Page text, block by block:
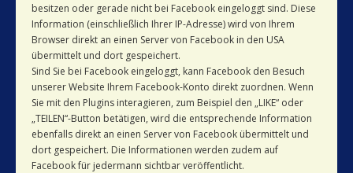
besitzen oder gerade nicht bei Facebook eingeloggt sind. Diese
Information (einschließlich Ihrer IP-Adresse) wird von Ihrem
Browser direkt an einen Server von Facebook in den USA
übermittelt und dort gespeichert.
Sind Sie bei Facebook eingeloggt, kann Facebook den Besuch
unserer Website Ihrem Facebook-Konto direkt zuordnen. Wenn
Sie mit den Plugins interagieren, zum Beispiel den „LIKE“ oder
„TEILEN“-Button betätigen, wird die entsprechende Information
ebenfalls direkt an einen Server von Facebook übermittelt und
dort gespeichert. Die Informationen werden zudem auf
Facebook für jedermann sichtbar veröffentlicht.